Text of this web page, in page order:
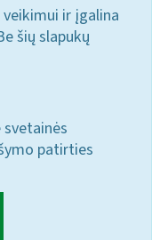
ir įgalina
šių slapukų
patirties